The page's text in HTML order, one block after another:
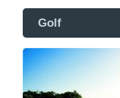
Golf